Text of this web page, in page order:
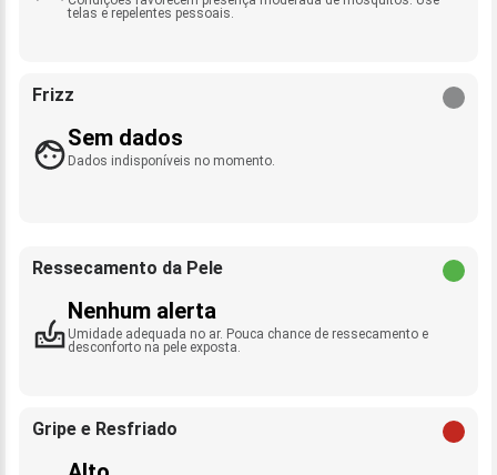
telas e repelentes pessoais.
Frizz
Sem dados
Dados indisponíveis no momento.
Ressecamento da Pele
Nenhum alerta
Umidade adequada no ar. Pouca chance de ressecamento e
desconforto na pele exposta.
Gripe e Resfriado